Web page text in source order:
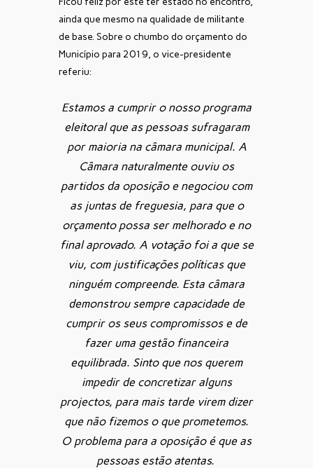
ainda que mesmo na qualidade de militante
de base. Sobre o chumbo do orçamento do
Município para 2019, o vice-presidente
referiu:
Estamos a cumprir o nosso programa
eleitoral que as pessoas sufragaram
por maioria na câmara municipal. A
Câmara naturalmente ouviu os
partidos da oposição e negociou com
as juntas de freguesia, para que o
orçamento possa ser melhorado e no
final aprovado. A votação foi a que se
viu, com justificações políticas que
ninguém compreende. Esta câmara
demonstrou sempre capacidade de
cumprir os seus compromissos e de
fazer uma gestão financeira
equilibrada. Sinto que nos querem
impedir de concretizar alguns
projectos, para mais tarde virem dizer
que não fizemos o que prometemos.
O problema para a oposição é que as
pessoas estão atentas.